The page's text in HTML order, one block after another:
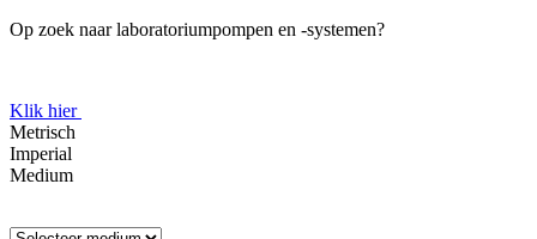
Op zoek naar laboratoriumpompen en -systemen?
Klik hier
Metrisch
Imperial
Medium